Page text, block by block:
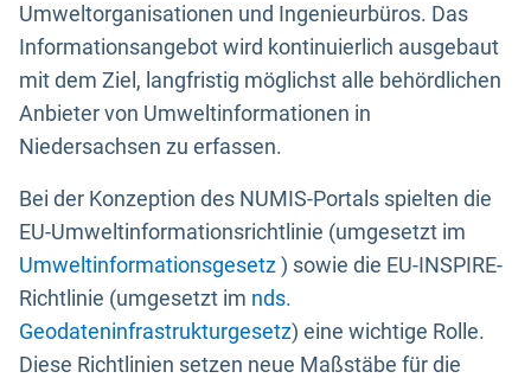
Umweltorganisationen und Ingenieurbüros. Das
Informationsangebot wird kontinuierlich ausgebaut
mit dem Ziel, langfristig möglichst alle behördlichen
Anbieter von Umweltinformationen in
Niedersachsen zu erfassen.
Bei der Konzeption des NUMIS-Portals spielten die
EU-Umweltinformationsrichtlinie (umgesetzt im
Umweltinformationsgesetz) sowie die EU-INSPIRE-
Richtlinie (umgesetzt im nds.
Geodateninfrastrukturgesetz) eine wichtige Rolle.
Diese Richtlinien setzen neue Maßstäbe für die